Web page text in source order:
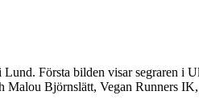
Första bilden visar segraren
Malou Björnslätt, Vegan Runners